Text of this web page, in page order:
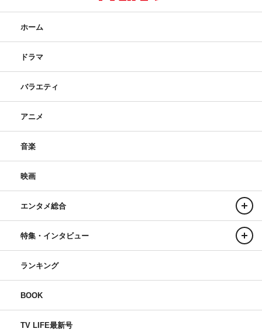
ホーム
ドラマ
バラエティ
アニメ
音楽
映画
エンタメ総合
特集・インタビュー
ランキング
BOOK
TV LIFE最新号